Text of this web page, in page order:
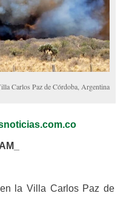
Carlos Paz de Córdoba, Argentina
la Villa Carlos Paz de